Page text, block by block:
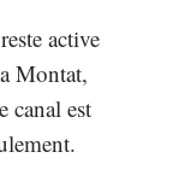
active
Montat,
canal est